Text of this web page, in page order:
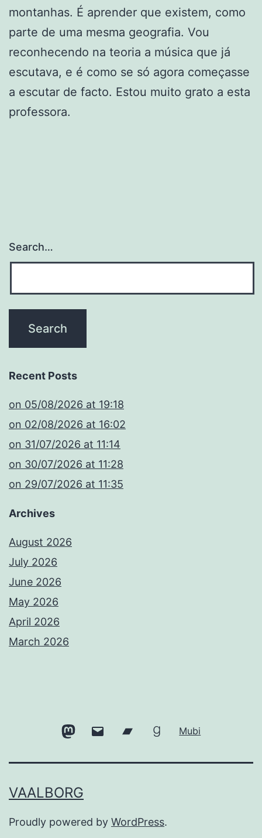
montanhas. É aprender que existem, como
parte de uma mesma geografia. Vou
reconhecendo na teoria a música que já
escutava, e é como se só agora começasse
a escutar de facto. Estou muito grato a esta
professora.
Search…
Recent Posts
​on 05/08/2026 at 19:18
​on 02/08/2026 at 16:02
​on 31/07/2026 at 11:14
​on 30/07/2026 at 11:28
​on 29/07/2026 at 11:35
Archives
August 2026
July 2026
June 2026
May 2026
April 2026
March 2026
MastodonEmail BandcampGoodreads
Mubi
VAALBORG
Proudly powered by WordPress.